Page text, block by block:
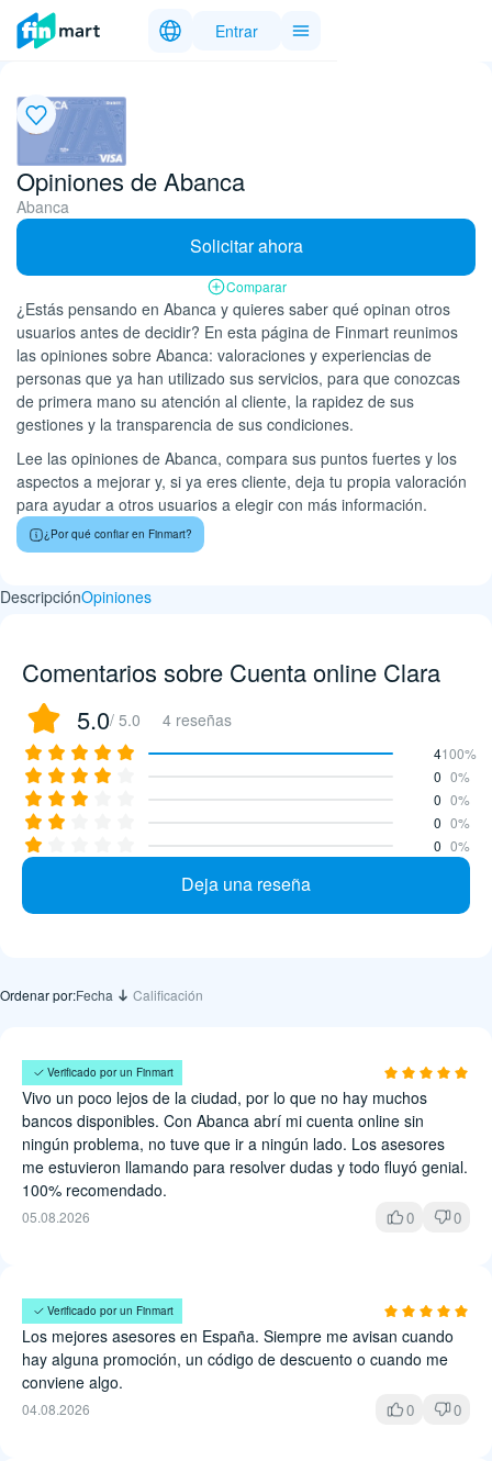
Entrar
Opiniones de Abanca
Abanca
Solicitar ahora
Comparar
¿Estás pensando en Abanca y quieres saber qué opinan otros
usuarios antes de decidir? En esta página de Finmart reunimos
las opiniones sobre Abanca: valoraciones y experiencias de
personas que ya han utilizado sus servicios, para que conozcas
de primera mano su atención al cliente, la rapidez de sus
gestiones y la transparencia de sus condiciones.
Lee las opiniones de Abanca, compara sus puntos fuertes y los
aspectos a mejorar y, si ya eres cliente, deja tu propia valoración
para ayudar a otros usuarios a elegir con más información.
¿Por qué confiar en Finmart?
DescripciónOpiniones
Comentarios sobre Cuenta online Clara
5.0/ 5.0 4 reseñas
4100%
0 0%
0 0%
0 0%
0 0%
Deja una reseña
Ordenar por:Fecha Calificación
Andrés Herrera
Vivo un poco lejos de la ciudad, por lo que no hay muchos
bancos disponibles. Con Abanca abrí mi cuenta online sin
ningún problema, no tuve que ir a ningún lado. Los asesores
me estuvieron llamando para resolver dudas y todo fluyó genial.
100% recomendado.
05.08.2026 0 0
Verificado por un Finmart
Juan Pablo Díaz
Los mejores asesores en España. Siempre me avisan cuando
hay alguna promoción, un código de descuento o cuando me
conviene algo.
04.08.2026 0 0
Verificado por un Finmart